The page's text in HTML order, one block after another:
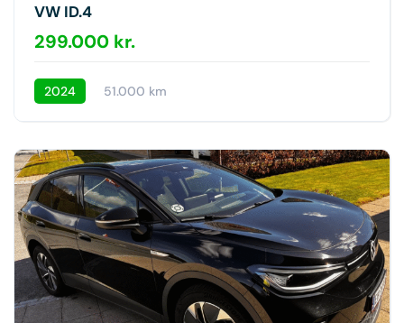
VW ID.4
299.000 kr.
2024 51.000 km